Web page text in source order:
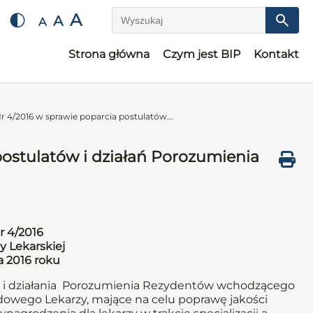
A A A Wyszukaj
Strona główna Czym jest BIP Kontakt
4/2016 w sprawie poparcia postulatów...
i działań Porozumienia
4/2016
Lekarskiej
2016 roku
działania Porozumienia Rezydentów wchodzącego
Lekarzy, mające na celu poprawę jakości